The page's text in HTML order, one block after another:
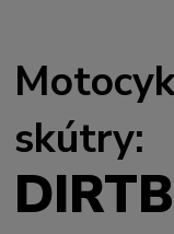
skútry: